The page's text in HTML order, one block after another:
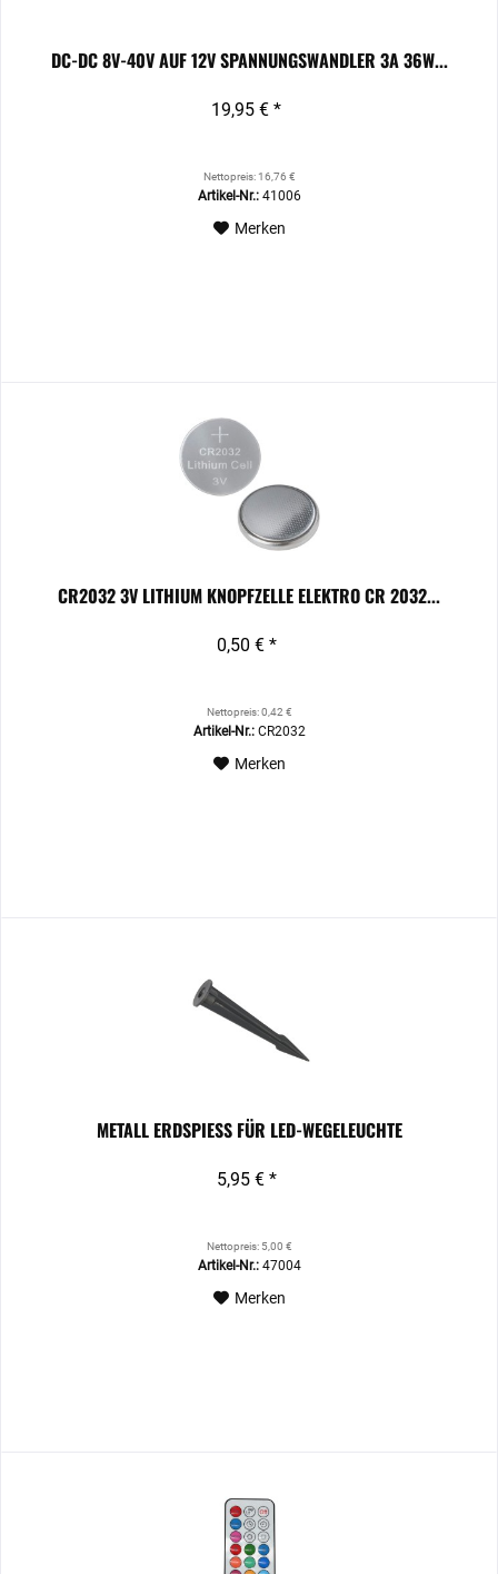
DC-DC 8V-40V AUF 12V SPANNUNGSWANDLER 3A 36W...
19,95 € *
Nettopreis: 16,76 €
Artikel-Nr.:41006
Merken
CR2032 3V LITHIUM KNOPFZELLE ELEKTRO CR 2032...
0,50 € *
Nettopreis: 0,42 €
Artikel-Nr.:CR2032
Merken
METALL ERDSPIESS FÜR LED-WEGELEUCHTE
5,95 € *
Nettopreis: 5,00 €
Artikel-Nr.:47004
Merken